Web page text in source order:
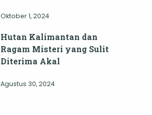
Oktober 1, 2024
Hutan Kalimantan dan
Ragam Misteri yang Sulit
Diterima Akal
Agustus 30, 2024